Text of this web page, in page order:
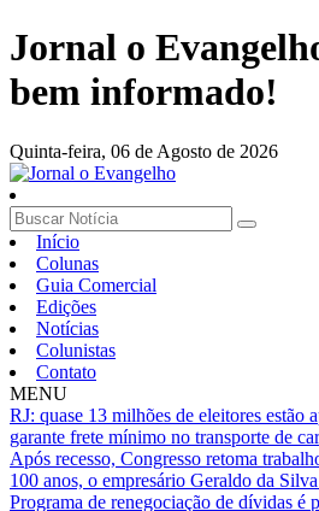
Jornal o
bem informado!
Quinta-feira, 06 de Agosto de 2026
Início
Colunas
Guia Comercial
Edições
Notícias
Colunistas
Contato
MENU
RJ: quase 13 milhões de eleitores estão
garante frete mínimo no transporte de
Após recesso, Congresso retoma
100 anos, o empresário Geraldo da
Programa de renegociação de dívidas é